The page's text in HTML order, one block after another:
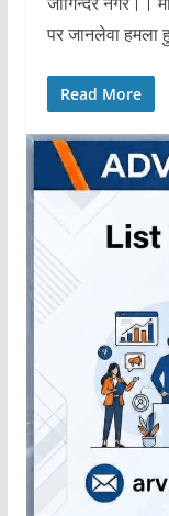
पर जानलेवा
Read More